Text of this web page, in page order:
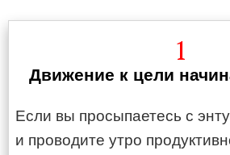
1
Движение к цели
Если вы просыпаетесь с
и проводите утро